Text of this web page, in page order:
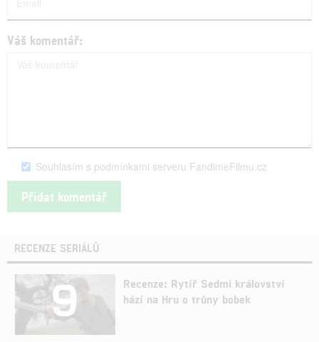
Váš komentář:
Souhlasím s podmínkami serveru FandimeFilmu.cz
RECENZE SERIÁLŮ
9
Recenze: Rytíř Sedmi království
hází na Hru o trůny bobek